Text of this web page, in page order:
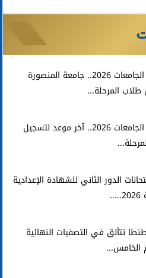
تنسيق الجامعات 2026.. جامعة المنصورة
المرحلة...
تنسيق الجامعات 2026.. آخر موعد لتسجيل
الدور الثاني للشهادة الإعدادية
تتألق في التصفيات النهائية
الخامس...